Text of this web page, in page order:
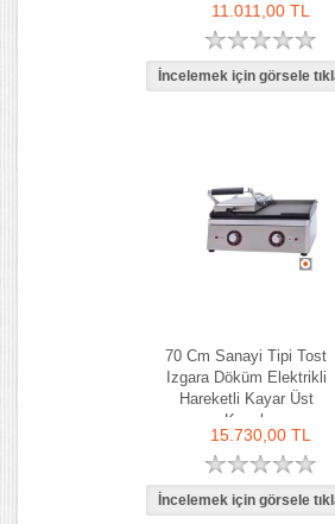
11.011,00 TL
70 Cm Sanayi Tipi Tost
Izgara Döküm Elektrikli
Hareketli Kayar Üst
Kapak
15.730,00 TL